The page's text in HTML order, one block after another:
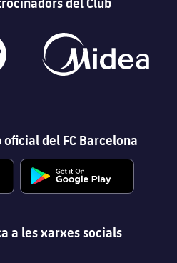
del FC Barcelona
a les xarxes socials